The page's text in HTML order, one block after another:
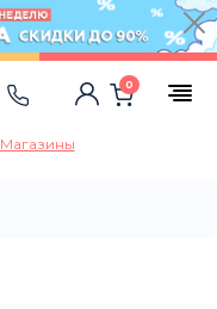
Магазины
0